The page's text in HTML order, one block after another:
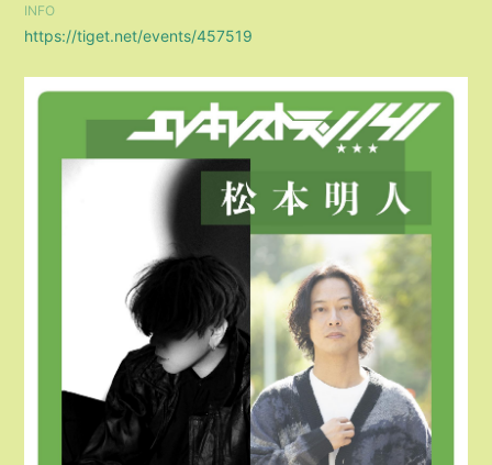
会員登録
INFO
https://tiget.net/events/457519